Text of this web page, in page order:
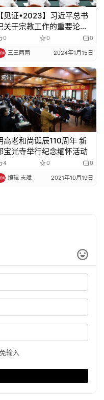
【见证•2023】习近平总书
关于宗教工作的重要论述
讨会
0 0 0
三三两两 2024年1月15日
资讯
高老和尚诞辰110周年 新
宝光寺举行纪念缅怀活动
4 0 0
编辑 志斌 2021年10月19日
输入